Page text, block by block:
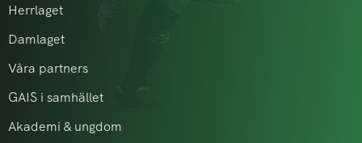
Herrlaget
Damlaget
Våra partners
GAIS i samhället
Akademi & ungdom